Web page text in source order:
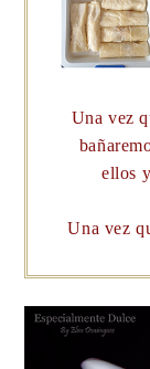
Una vez
ellos
Una vez